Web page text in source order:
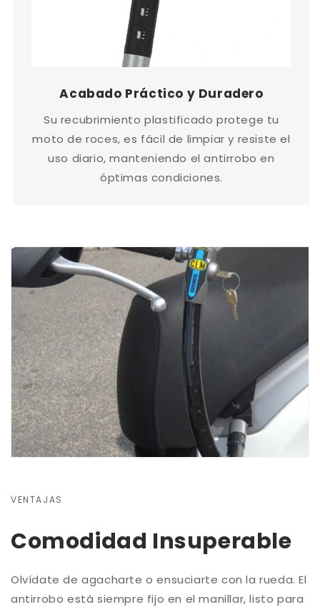
Acabado Práctico y Duradero
Su recubrimiento plastificado protege tu
moto de roces, es fácil de limpiar y resiste el
uso diario, manteniendo el antirrobo en
óptimas condiciones.
VENTAJAS
Comodidad Insuperable
Olvídate de agacharte o ensuciarte con la rueda. El
antirrobo está siempre fijo en el manillar, listo para